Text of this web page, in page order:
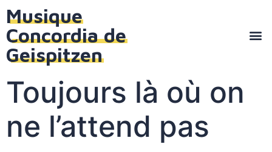
Musique
Concordia de
Geispitzen
Toujours là où on
ne l’attend pas